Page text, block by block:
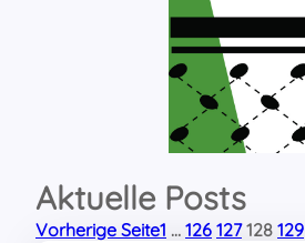
Aktuelle Posts
Vorherige Seite1 … 126 127 128 129